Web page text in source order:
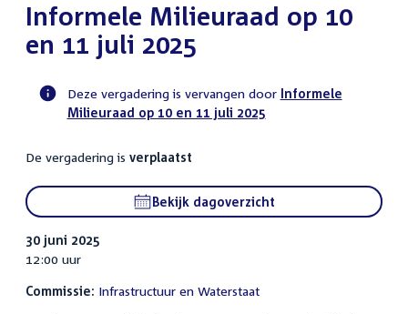
:Informele Milieuraad op 10
en 11 juli 2025
Voortgangsstatus
activiteit
Deze vergadering is vervangen door Informele
Milieuraad op 10 en 11 juli 2025
De vergadering is verplaatst
Bekijk dagoverzicht
30 juni 2025
12:00 uur
Commissie: Infrastructuur en Waterstaat